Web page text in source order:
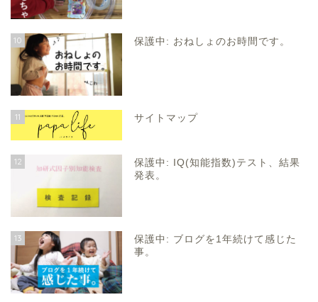
10 保護中: おねしょのお時間です。
11 サイトマップ
12
保護中: IQ(知能指数)テスト、結果
発表。
13
保護中: ブログを1年続けて感じた
事。